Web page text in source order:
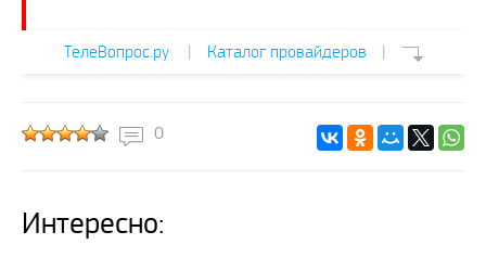
ТелеВопрос.ру | Каталог провайдеров |
0
Интересно: